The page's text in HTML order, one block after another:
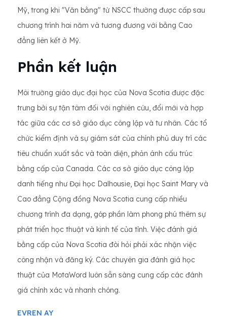
Mỹ, trong khi "Văn bằng" từ NSCC thường được cấp sau
chương trình hai năm và tương đương với bằng Cao
đẳng liên kết ở Mỹ.
Phần kết luận
Môi trường giáo dục đại học của Nova Scotia được đặc
trưng bởi sự tận tâm đối với nghiên cứu, đổi mới và hợp
tác giữa các cơ sở giáo dục công lập và tư nhân. Các tổ
chức kiểm định và sự giám sát của chính phủ duy trì các
tiêu chuẩn xuất sắc và toàn diện, phản ánh cấu trúc
bằng cấp của Canada. Các cơ sở giáo dục công lập
danh tiếng như Đại học Dalhousie, Đại học Saint Mary và
Cao đẳng Cộng đồng Nova Scotia cung cấp nhiều
chương trình đa dạng, góp phần làm phong phú thêm sự
phát triển học thuật và kinh tế của tỉnh. Việc đánh giá
bằng cấp của Nova Scotia đòi hỏi phải xác nhận việc
công nhận và đăng ký. Các chuyên gia đánh giá học
thuật của MotaWord luôn sẵn sàng cung cấp các đánh
giá chính xác và nhanh chóng.
EVREN AY